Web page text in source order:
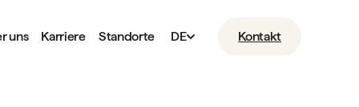
uns Karriere Standorte DE Kontakt